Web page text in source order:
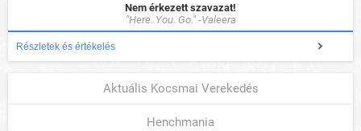
Nem érkezett szavazat!
"Here. You. Go." -Valeera
Részletek és értékelés
Aktuális Kocsmai Verekedés
Henchmania